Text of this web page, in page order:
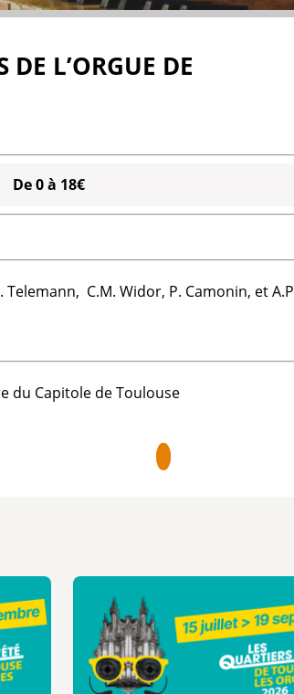
DE L’ORGUE DE
De 0 à 18€
Telemann, C.M. Widor, P. Camonin, et
du Capitole de Toulouse